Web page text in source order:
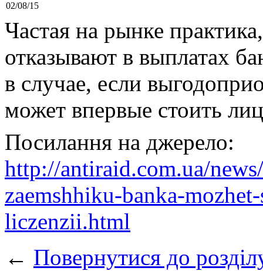
02/08/15
Частая на рынке
отказывают в выплатах
в случае, если
может впервые стоить
Посилання на джерело:
http://antiraid.com.ua/
zaemshhiku-banka-
liczenzii.html
← Повернутися до